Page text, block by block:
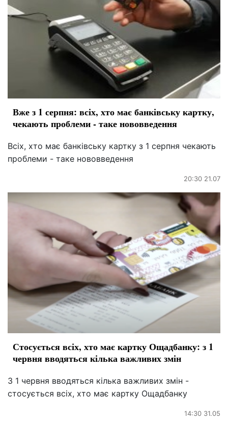
Вже з 1 серпня: всіх, хто має банківську картку,
чекають проблеми - таке нововведення
Всіх, хто має банківську картку з 1 серпня чекають
проблеми - таке нововведення
20:30 21.07
Стосується всіх, хто має картку Ощадбанку: з 1
червня вводяться кілька важливих змін
З 1 червня вводяться кілька важливих змін -
стосується всіх, хто має картку Ощадбанку
14:30 31.05